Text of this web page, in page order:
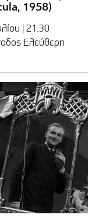
1958)
| 21:30
Ελεύθερη